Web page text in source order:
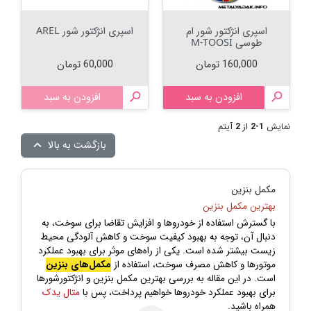
اسپری انژکتور شور ام
طوسی M-TOOSI
قیمت
160,000 تومان
 افزودن به سبد
اسپری انژکتور شور AREL
قیمت
60,000 تومان
 افزودن به سبد
نمایش 1-2 از 2 آیتم
بازگشت به بالا 
مکمل بنزین
بهترین مکمل بنزین
با گسترش استفاده از خودروها و افزایش تقاضا برای سوخت، به
دنبال آن، توجه به بهبود کیفیت سوخت و کاهش آلودگی محیط
زیست بیشتر شده است. یکی از راه‌های موثر برای بهبود عملکرد
موتورها و کاهش مصرف سوخت، استفاده از مکمل‌های بنزین
است. در این مقاله به بررسی بهترین مکمل بنزین و انژکتورشورها
برای بهبود عملکرد خودروها خواهیم پرداخت، پس بامتال یدک
همراه باشید.